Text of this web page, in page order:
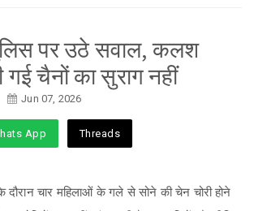
पर उठे सवाल, कलश
गई चैनों का सुराग नहीं
Jun 07, 2026
App Threads
दौरान चार महिलाओं के गले से सोने की चेन चोरी होने